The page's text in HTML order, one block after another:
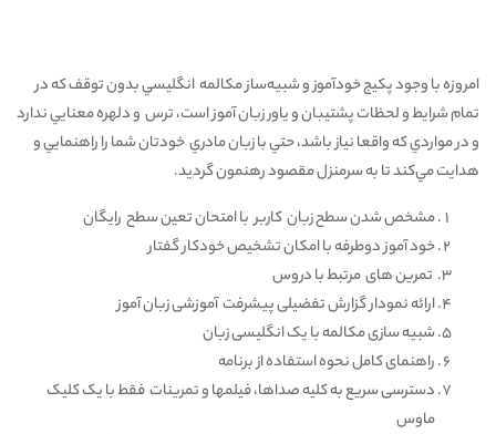
امروزه با وجود پكيج خودآموز و شبيه‌ساز مكالمه انگليسي بدون توقف كه در
تمام شرايط و لحظات پشتيبان و ياور زبان آموز است، ترس و دلهره معنايي ندارد
و در مواردي كه واقعا نياز باشد، حتي با زبان مادري خودتان شما را راهنمايي و
هدايت مي‌كند تا به سرمنزل مقصود رهنمون گرديد.
مشخص شدن سطح زبان کاربر با امتحان تعین سطح رایگان
خود آموز دوطرفه با امکان تشخیص خودکار گفتار
تمرین های مرتبط با دروس
ارائه نمودار گزارش تفضیلی پیشرفت آموزشی زبان آموز
شبیه سازی مکالمه با یک انگلیسی زبان
راهنمای کامل نحوه استفاده از برنامه
دسترسی سریع به کلیه صداها، فیلمها و تمرینات فقط با یک کلیک
ماوس